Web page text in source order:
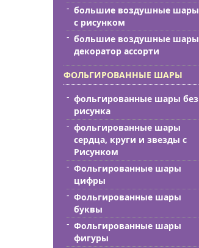
большие воздушные шары
с рисунком
большие воздушные шары
декоратор ассорти
ФОЛЬГИРОВАННЫЕ ШАРЫ
фольгированные шары без
рисунка
фольгированные шары
сердца, круги и звезды с
Рисунком
Фольгированные шары
цифры
Фольгированные шары
буквы
Фольгированные шары
фигуры